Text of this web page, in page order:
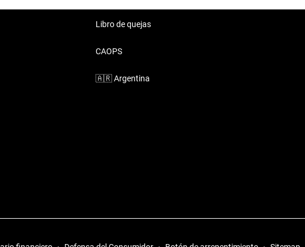
Libro de quejas
CAOPS
🇦🇷 Argentina